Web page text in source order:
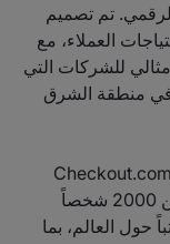
تم تصميم
العملاء، مع
مثالي للشركات التي
في منطقة الشرق
منذ إطلاقها في عام 2012، توسعت أعمال Checkout.com
عالمياً لتشمل فريق عمل مكون من أكثر من 2000 شخصاً
المحلي والعالمي عبر 19 مكتباً حول العالم، بما